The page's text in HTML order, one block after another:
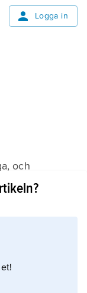
Logga in
och
viktigaste